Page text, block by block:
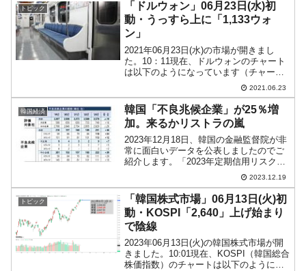
て渋滞が...
トピック
「ドルウォン」06月23日(水)初
動・うっすら上に「1,133ウォ
ン」
2021年06月23日(水)の市場が開きまし
た。10：11現在、ドルウォンのチャート
は以下のようになっています（チャート
は『Investing.com』より引用）。うっす
らウォン安方向ですが、抵抗線を上に抜
けません。現在のところ「1ドル＝1...
2021.06.23
韓国経済
韓国「不良兆候企業」が25％増
加。来るかリストラの嵐
2023年12月18日、韓国の金融監督院が非
常に面白いデータを公表しましたのでご
紹介します。「2023年定期信用リスク評
価の結果」というもので、企業の信用リ
スクがどのような状況なのかを示しま
す。⇒参照・引用元：『韓国 金融監督
院』公式サイト...
2023.12.19
トピック
「韓国株式市場」06月13日(火)初
動・KOSPI「2,640」上げ始まり
で陰線
2023年06月13日(火)の韓国株式市場が開
きました。10:01現在、KOSPI（韓国総合
株価指数）のチャートは以下のようにな